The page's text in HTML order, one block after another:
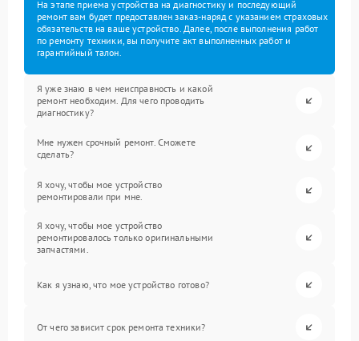
На этапе приема устройства на диагностику и последующий
ремонт вам будет предоставлен заказ-наряд с указанием страховых
обязательств на ваше устройство. Далее, после выполнения работ
по ремонту техники, вы получите акт выполненных работ и
гарантийный талон.
Я уже знаю в чем неисправность и какой
ремонт необходим. Для чего проводить
диагностику?
Мне нужен срочный ремонт. Сможете
сделать?
Я хочу, чтобы мое устройство
ремонтировали при мне.
Я хочу, чтобы мое устройство
ремонтировалось только оригинальными
запчастями.
Как я узнаю, что мое устройство готово?
От чего зависит срок ремонта техники?